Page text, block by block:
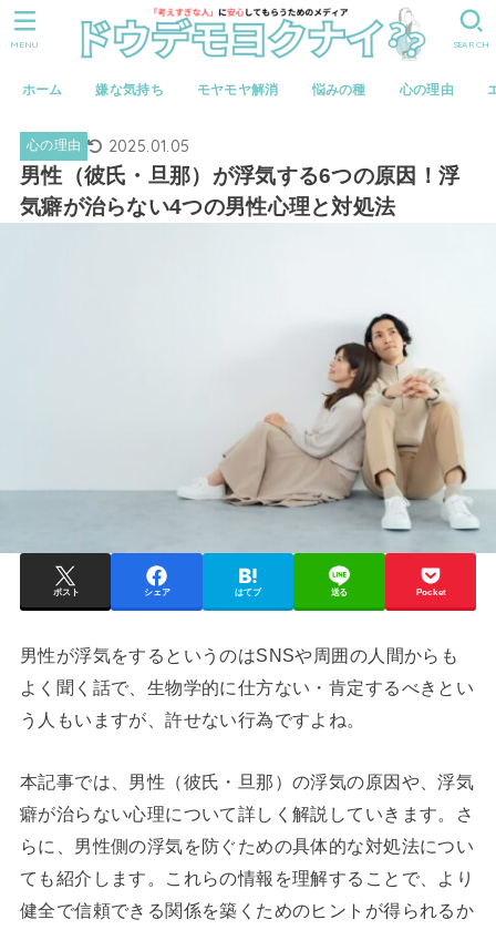
ホーム 嫌な気持ち モヤモヤ解消 悩みの種 心の理由
SEARCH
MENU
心の理由 2025.01.05
男性（彼氏・旦那）が浮気する6つの原因！浮
気癖が治らない4つの男性心理と対処法
ポスト シェア はてブ 送る Pocket
男性が浮気をするというのはSNSや周囲の人間からも
よく聞く話で、生物学的に仕方ない・肯定するべきとい
う人もいますが、許せない行為ですよね。
本記事では、男性（彼氏・旦那）の浮気の原因や、浮気
癖が治らない心理について詳しく解説していきます。さ
らに、男性側の浮気を防ぐための具体的な対処法につい
ても紹介します。これらの情報を理解することで、より
健全で信頼できる関係を築くためのヒントが得られるか